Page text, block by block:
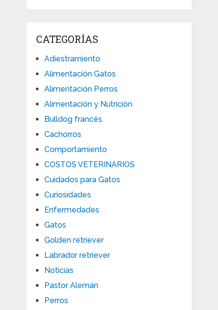
CATEGORÍAS
Adiestramiento
Alimentación Gatos
Alimentación Perros
Alimentación y Nutrición
Bulldog francés
Cachorros
Comportamiento
COSTOS VETERINARIOS
Cuidados para Gatos
Curiosidades
Enfermedades
Gatos
Golden retriever
Labrador retriever
Noticias
Pastor Alemán
Perros